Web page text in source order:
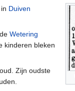
Duiven
Wetering
kinderen bleken
oud. Zijn oudste